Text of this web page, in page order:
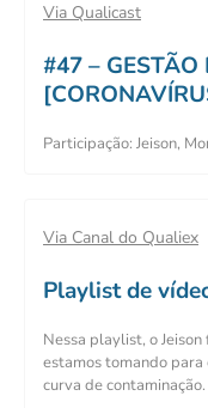
Via Qualicast
#47 – GESTÃO
Participação: Jeison,
Via Canal do Qualiex
Playlist de
Nessa playlist, o
estamos tomando para
curva de contaminação.